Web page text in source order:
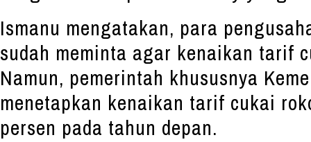
Ismanu mengatakan, para
sudah meminta agar kenaikan tarif
Namun, pemerintah khususnya
menetapkan kenaikan tarif cukai
persen pada tahun depan.